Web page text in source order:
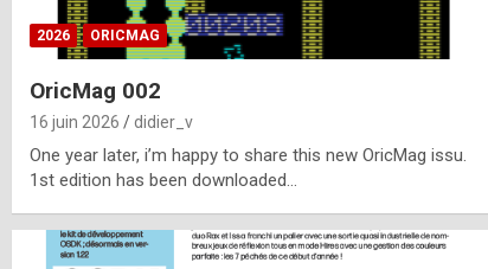
2026 ORICMAG
OricMag 002
16 juin 2026 didier_v
One year later, i’m happy to share this new OricMag issu.
1st edition has been downloaded…